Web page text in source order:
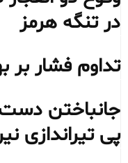
در تنگه هرمز
تداوم فشار بر
جانباختن
پی تیراندازی